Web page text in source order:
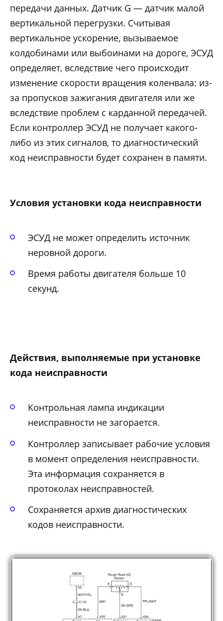
передачи данных. Датчик G — датчик малой
вертикальной перегрузки. Считывая
вертикальное ускорение, вызываемое
колдобинами или выбоинами на дороге, ЭСУД
определяет, вследствие чего происходит
изменение скорости вращения коленвала: из-
за пропусков зажигания двигателя или же
вследствие проблем с карданной передачей.
Если контроллер ЭСУД не получает какого-
либо из этих сигналов, то диагностический
код неисправности будет сохранен в памяти.
Условия установки кода неисправности
ЭСУД не может определить источник
неровной дороги.
Время работы двигателя больше 10
секунд.
Действия, выполняемые при установке
кода неисправности
Контрольная лампа индикации
неисправности не загорается.
Контроллер записывает рабочие условия
в момент определения неисправности.
Эта информация сохраняется в
протоколах неисправностей.
Сохраняется архив диагностических
кодов неисправности.